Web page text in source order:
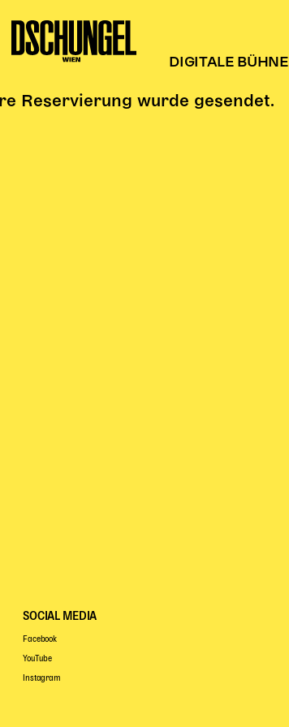
DIGITALE BÜHNE
Reservierung wurde gesendet.
SOCIAL MEDIA
Facebook
YouTube
Instagram